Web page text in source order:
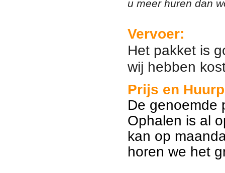
u meer huren dan
Vervoer:
Het pakket is
wij hebben
Prijs en
De genoemde
Ophalen is al
kan op
horen we het